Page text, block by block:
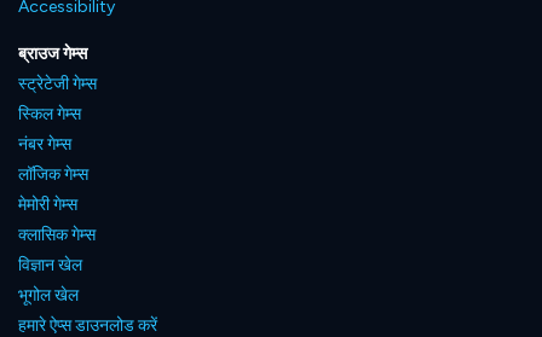
Accessibility
ब्राउज गेम्स
स्ट्रेटेजी गेम्स
स्किल गेम्स
नंबर गेम्स
लॉजिक गेम्स
मेमोरी गेम्स
क्लासिक गेम्स
विज्ञान खेल
भूगोल खेल
हमारे ऐप्स डाउनलोड करें